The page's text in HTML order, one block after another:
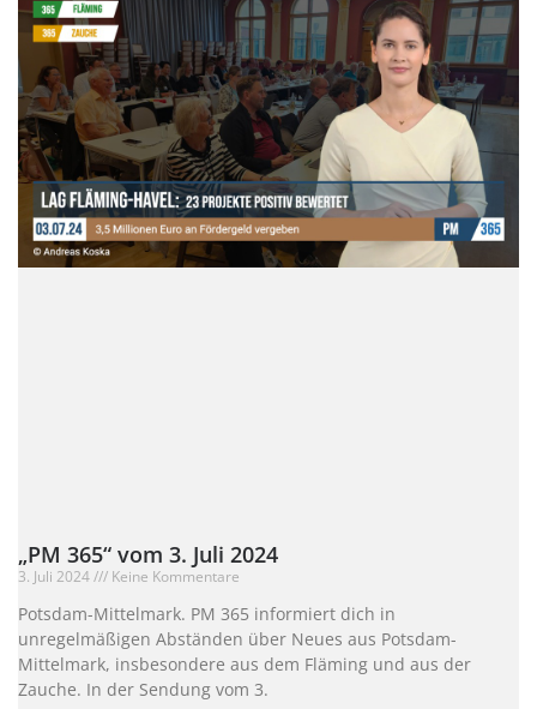
„PM 365“ vom 3. Juli 2024
3. Juli 2024 Keine Kommentare
Potsdam-Mittelmark. PM 365 informiert dich in
unregelmäßigen Abständen über Neues aus Potsdam-
Mittelmark, insbesondere aus dem Fläming und aus der
Zauche. In der Sendung vom 3.